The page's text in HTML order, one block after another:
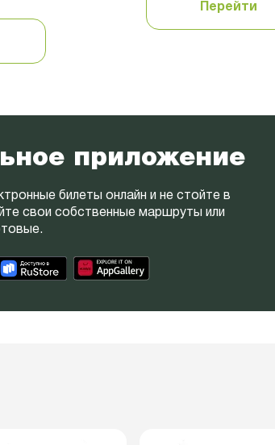
Перейти
приложение
билеты онлайн и не стойте в
свои собственные маршруты или